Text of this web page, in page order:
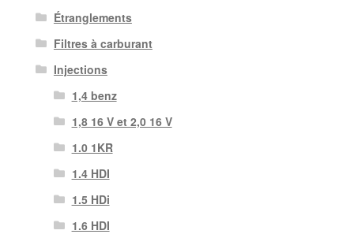
Étranglements
Filtres à carburant
Injections
1,4 benz
1,8 16 V et 2,0 16 V
1.0 1KR
1.4 HDI
1.5 HDi
1.6 HDI